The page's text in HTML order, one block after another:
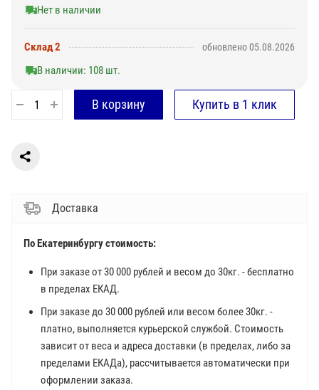
Нет в наличии
Склад 2 обновлено 05.08.2026
В наличии: 108 шт.
Доставка
По Екатеринбургу стоимость:
При заказе от 30 000 рублей и весом до 30кг. - бесплатно
в пределах ЕКАД.
При заказе до 30 000 рублей или весом более 30кг. -
платно, выполняется курьерской службой. Стоимость
зависит от веса и адреса доставки (в пределах, либо за
пределами ЕКАДа), рассчитывается автоматически при
оформлении заказа.